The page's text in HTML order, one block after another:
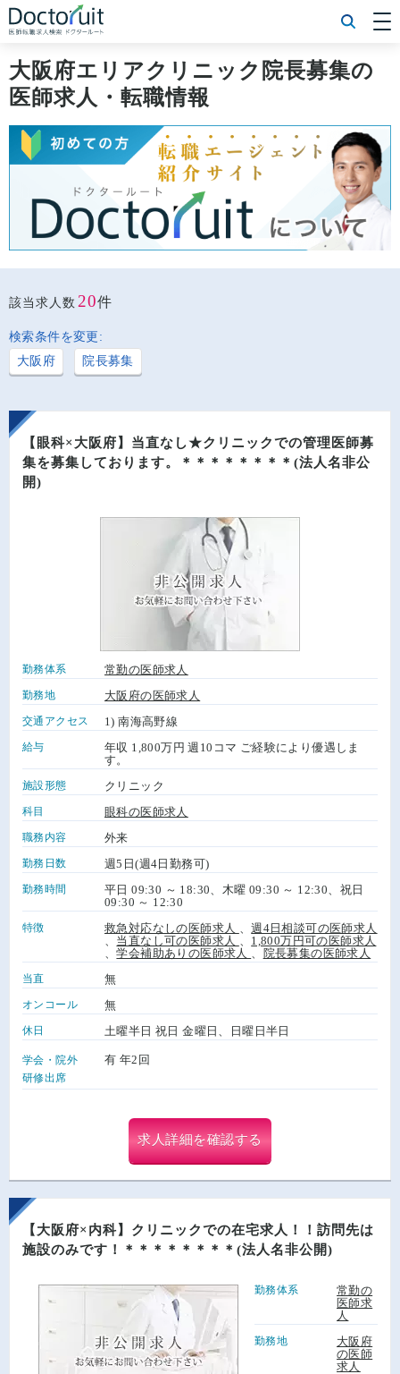
[常勤] 科目から探す
[常勤] 特徴から探す
[非常勤] エリアから探す
[非常勤] 科目から探す
Doctoruit医師転職特集
Doctoruitについて
運営者情報
プライバシーポリシー
大阪府エリアクリニック院長募集の
医師求人・転職情報
該当求人数 20件
検索条件を変更:
大阪府
院長募集
【眼科×大阪府】当直なし★クリニックでの管理医師募
集を募集しております。＊＊＊＊＊＊＊＊(法人名非公
開)
勤務体系 常勤の医師求人
勤務地 大阪府の医師求人
交通アクセス 1) 南海高野線
給与
年収 1,800万円 週10コマ ご経験により優遇しま
す。
施設形態 クリニック
科目 眼科の医師求人
職務内容 外来
勤務日数 週5日(週4日勤務可)
勤務時間
平日 09:30 ～ 18:30、木曜 09:30 ～ 12:30、祝日
09:30 ～ 12:30
特徴 救急対応なしの医師求人 、週4日相談可の医師求人
当直なし可の医師求人
1,800万円可の医師求人
、学会補助ありの医師求人 院長募集の医師求人
当直 無
オンコール 無
休日 土曜半日 祝日 金曜日、日曜日半日
学会・院外
研修出席
有 年2回
求人詳細を確認する
【大阪府×内科】クリニックでの在宅求人！！訪問先は
施設のみです！＊＊＊＊＊＊＊＊(法人名非公開)
勤務体系
常勤の
医師求
人
勤務地
大阪府
の医師
求人